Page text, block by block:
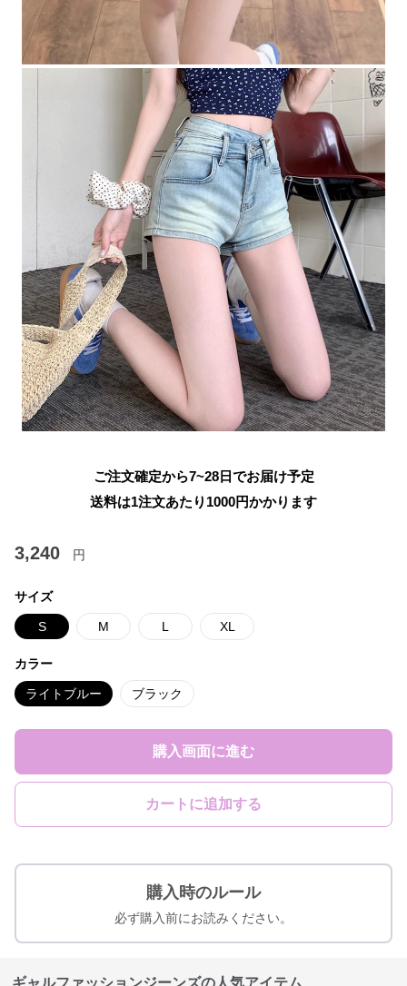
ご注文確定から7~28日でお届け予定
送料は1注文あたり 1000円かかります
3,240 円
サイズ
S M L XL
カラー
ライトブルー ブラック
購入画面に進む
カートに追加する
購入時のルール
必ず購入前にお読みください。
ギャルファッションジーンズの人気アイテム